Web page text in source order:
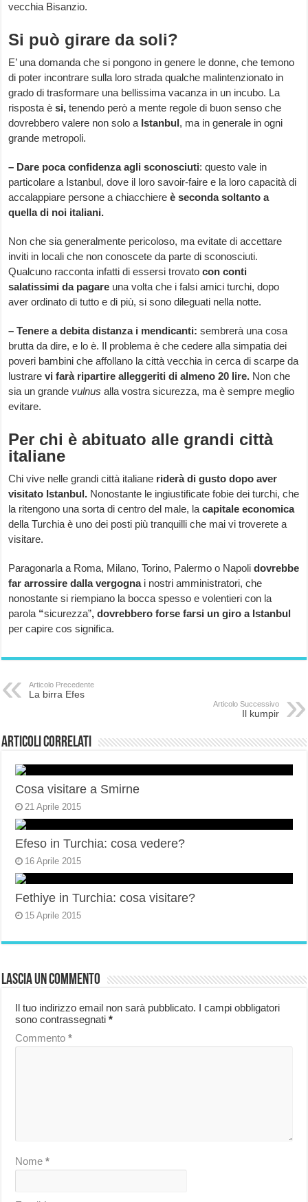
vecchia Bisanzio.
Si può girare da soli?
E’ una domanda che si pongono in genere le donne, che temono
di poter incontrare sulla loro strada qualche malintenzionato in
grado di trasformare una bellissima vacanza in un incubo. La
risposta èsi,tenendo però a mente regole di buon senso che
dovrebbero valere non solo a Istanbul, ma in generale in ogni
grande metropoli.
– Dare poca confidenza agli sconosciuti: questo vale in
particolare a Istanbul, dove il loro savoir-faire e la loro capacità di
accalappiare persone a chiacchiereè seconda soltanto a
quella di noi italiani.
Non che sia generalmente pericoloso, ma evitate di accettare
inviti in locali che non conoscete da parte di sconosciuti.
Qualcuno racconta infatti di essersi trovatocon conti
salatissimi da pagare una volta che i falsi amici turchi, dopo
aver ordinato di tutto e di più, si sono dileguati nella notte.
– Tenere a debita distanza i mendicanti:sembrerà una cosa
brutta da dire, e lo è. Il problema è che cedere alla simpatia dei
poveri bambini che affollano la città vecchia in cerca di scarpe da
lustrarevi farà ripartire alleggeriti di almeno 20 lire. Non che
sia un grande vulnusalla vostra sicurezza, ma è sempre meglio
evitare.
Per chi è abituato alle grandi città
italiane
Chi vive nelle grandi città italiane riderà di gusto dopo aver
visitato Istanbul. Nonostante le ingiustificate fobie dei turchi, che
la ritengono una sorta di centro del male, lacapitale economica
della Turchia è uno dei posti più tranquilli che mai vi troverete a
visitare.
Paragonarla a Roma, Milano, Torino, Palermo o Napolidovrebbe
far arrossire dalla vergogna i nostri amministratori, che
nonostante si riempiano la bocca spesso e volentieri con la
parola “sicurezza”, dovrebbero forse farsi un giro a Istanbul
per capire cos significa.
Articolo Precedente
La birra Efes
Articolo Successivo
Il kumpir
Articoli correlati
Cosa visitare a Smirne
21 Aprile 2015
Efeso in Turchia: cosa vedere?
16 Aprile 2015
Fethiye in Turchia: cosa visitare?
15 Aprile 2015
Lascia un commento
Il tuo indirizzo email non sarà pubblicato. I campi obbligatori
sono contrassegnati*
Commento*
Nome*